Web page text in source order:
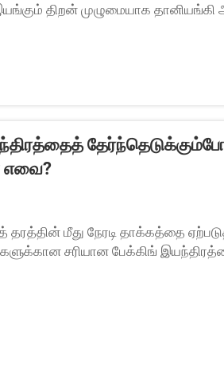
திறன் முழுமையாக தானியங்கி
இந்த இயந்திரங்கள்
எவை?
தரத்தின் மீது நேரடி தாக்கத்தை
சரியான பேக்கிங்
கார்ட்டன் இயந்திரங்கள் போன்ற